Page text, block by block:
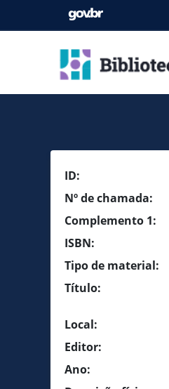
ID:
Nº de chamada:
Complemento 1:
ISBN:
Tipo de material:
Título:
Local:
Editor:
Ano: